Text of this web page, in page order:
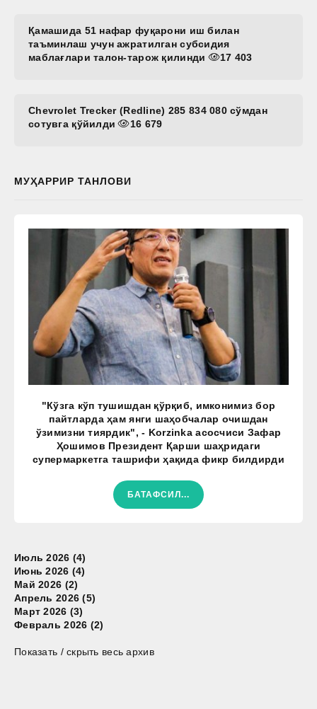
Қамашида 51 нафар фуқарони иш билан
таъминлаш учун ажратилган субсидия
маблағлари талон-тарож қилинди
17 403
Chevrolet Trecker (Redline) 285 834 080 сўмдан
сотувга қўйилди
16 679
МУҲАРРИР ТАНЛОВИ
"Кўзга кўп тушишдан қўрқиб, имконимиз бор
пайтларда ҳам янги шаҳобчалар очишдан
ўзимизни тиярдик", - Korzinka асосчиси Зафар
Ҳошимов Президент Қарши шаҳридаги
супермаркетга ташрифи ҳақида фикр билдирди
БАТАФСИЛ...
Июль 2026 (4)
Июнь 2026 (4)
Май 2026 (2)
Апрель 2026 (5)
Март 2026 (3)
Февраль 2026 (2)
Показать / скрыть весь архив